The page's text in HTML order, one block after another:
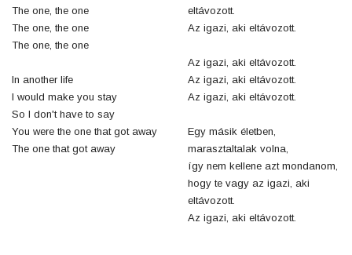
The one, the one
The one, the one
The one, the one
In another life
I would make you stay
So I don't have to say
You were the one that got away
The one that got away
eltávozott.
Az igazi, aki eltávozott.
Az igazi, aki eltávozott.
Az igazi, aki eltávozott.
Az igazi, aki eltávozott.
Egy másik életben,
marasztaltalak volna,
így nem kellene azt mondanom,
hogy te vagy az igazi, aki
eltávozott.
Az igazi, aki eltávozott.